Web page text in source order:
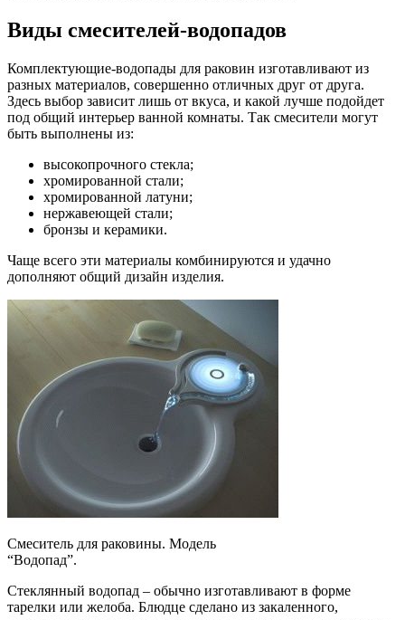
Виды смесителей-водопадов
Комплектующие-водопады для раковин изготавливают из
разных материалов, совершенно отличных друг от друга.
Здесь выбор зависит лишь от вкуса, и какой лучше подойдет
под общий интерьер ванной комнаты. Так смесители могут
быть выполнены из:
высокопрочного стекла;
хромированной стали;
хромированной латуни;
нержавеющей стали;
бронзы и керамики.
Чаще всего эти материалы комбинируются и удачно
дополняют общий дизайн изделия.
Смеситель для раковины. Модель
“Водопад”.
Стеклянный водопад – обычно изготавливают в форме
тарелки или желоба. Блюдце сделано из закаленного,